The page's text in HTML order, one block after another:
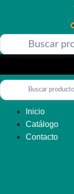
Inicio
Catálogo
Contacto